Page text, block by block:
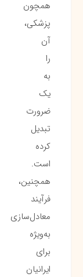
همچون
پزشکی،
آن
را
به
یک
ضرورت
تبدیل
کرده
است.
همچنین،
فرآیند
معادل‌سازی
به‌ویژه
برای
ایرانیان